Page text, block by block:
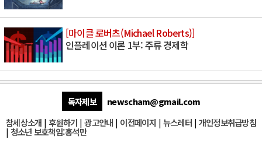
[마이클 로버츠(Michael Roberts)]
인플레이션 이론 1부: 주류 경제학
독자제보
newscham@gmail.com
참세상소개 | 후원하기 |광고안내 | 이전페이지 | 뉴스레터| 개인정보취급방침
| 청소년 보호책임:홍석만